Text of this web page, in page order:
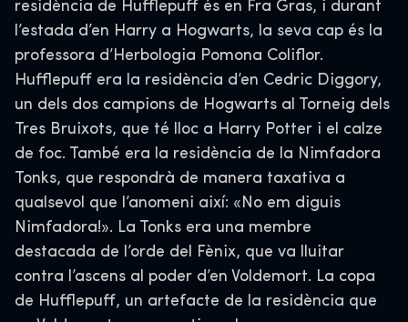
residència de Hufflepuff és en Fra Gras, i durant
l’estada d’en Harry a Hogwarts, la seva cap és la
professora d’Herbologia Pomona Coliflor.
Hufflepuff era la residència d’en Cedric Diggory,
un dels dos campions de Hogwarts al Torneig dels
Tres Bruixots, que té lloc a Harry Potter i el calze
de foc. També era la residència de la Nimfadora
Tonks, que respondrà de manera taxativa a
qualsevol que l’anomeni així: «No em diguis
Nimfadora!». La Tonks era una membre
destacada de l’orde del Fènix, que va lluitar
contra l’ascens al poder d’en Voldemort. La copa
de Hufflepuff, un artefacte de la residència que